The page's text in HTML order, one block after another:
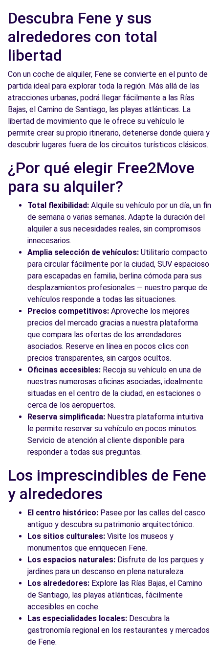
Descubra Fene y sus
alrededores con total
libertad
Con un coche de alquiler, Fene se convierte en el punto de
partida ideal para explorar toda la región. Más allá de las
atracciones urbanas, podrá llegar fácilmente a las Rías
Bajas, el Camino de Santiago, las playas atlánticas. La
libertad de movimiento que le ofrece su vehículo le
permite crear su propio itinerario, detenerse donde quiera y
descubrir lugares fuera de los circuitos turísticos clásicos.
¿Por qué elegir Free2Move
para su alquiler?
Total flexibilidad: Alquile su vehículo por un día, un fin
de semana o varias semanas. Adapte la duración del
alquiler a sus necesidades reales, sin compromisos
innecesarios.
Amplia selección de vehículos: Utilitario compacto
para circular fácilmente por la ciudad, SUV espacioso
para escapadas en familia, berlina cómoda para sus
desplazamientos profesionales — nuestro parque de
vehículos responde a todas las situaciones.
Precios competitivos: Aproveche los mejores
precios del mercado gracias a nuestra plataforma
que compara las ofertas de los arrendadores
asociados. Reserve en línea en pocos clics con
precios transparentes, sin cargos ocultos.
Oficinas accesibles: Recoja su vehículo en una de
nuestras numerosas oficinas asociadas, idealmente
situadas en el centro de la ciudad, en estaciones o
cerca de los aeropuertos.
Reserva simplificada: Nuestra plataforma intuitiva
le permite reservar su vehículo en pocos minutos.
Servicio de atención al cliente disponible para
responder a todas sus preguntas.
Los imprescindibles de Fene
y alrededores
El centro histórico: Pasee por las calles del casco
antiguo y descubra su patrimonio arquitectónico.
Los sitios culturales: Visite los museos y
monumentos que enriquecen Fene.
Los espacios naturales: Disfrute de los parques y
jardines para un descanso en plena naturaleza.
Los alrededores: Explore las Rías Bajas, el Camino
de Santiago, las playas atlánticas, fácilmente
accesibles en coche.
Las especialidades locales: Descubra la
gastronomía regional en los restaurantes y mercados
de Fene.